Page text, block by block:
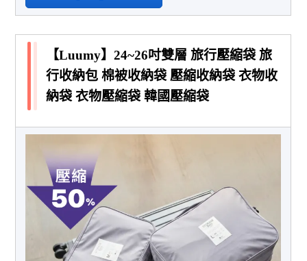
【Luumy】24~26吋雙層 旅行壓縮袋 旅
行收納包 棉被收納袋 壓縮收納袋 衣物收
納袋 衣物壓縮袋 韓國壓縮袋